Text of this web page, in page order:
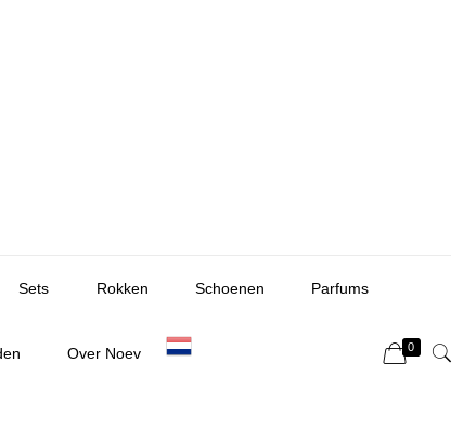
Sets Rokken Schoenen Parfums
Over Noev 0